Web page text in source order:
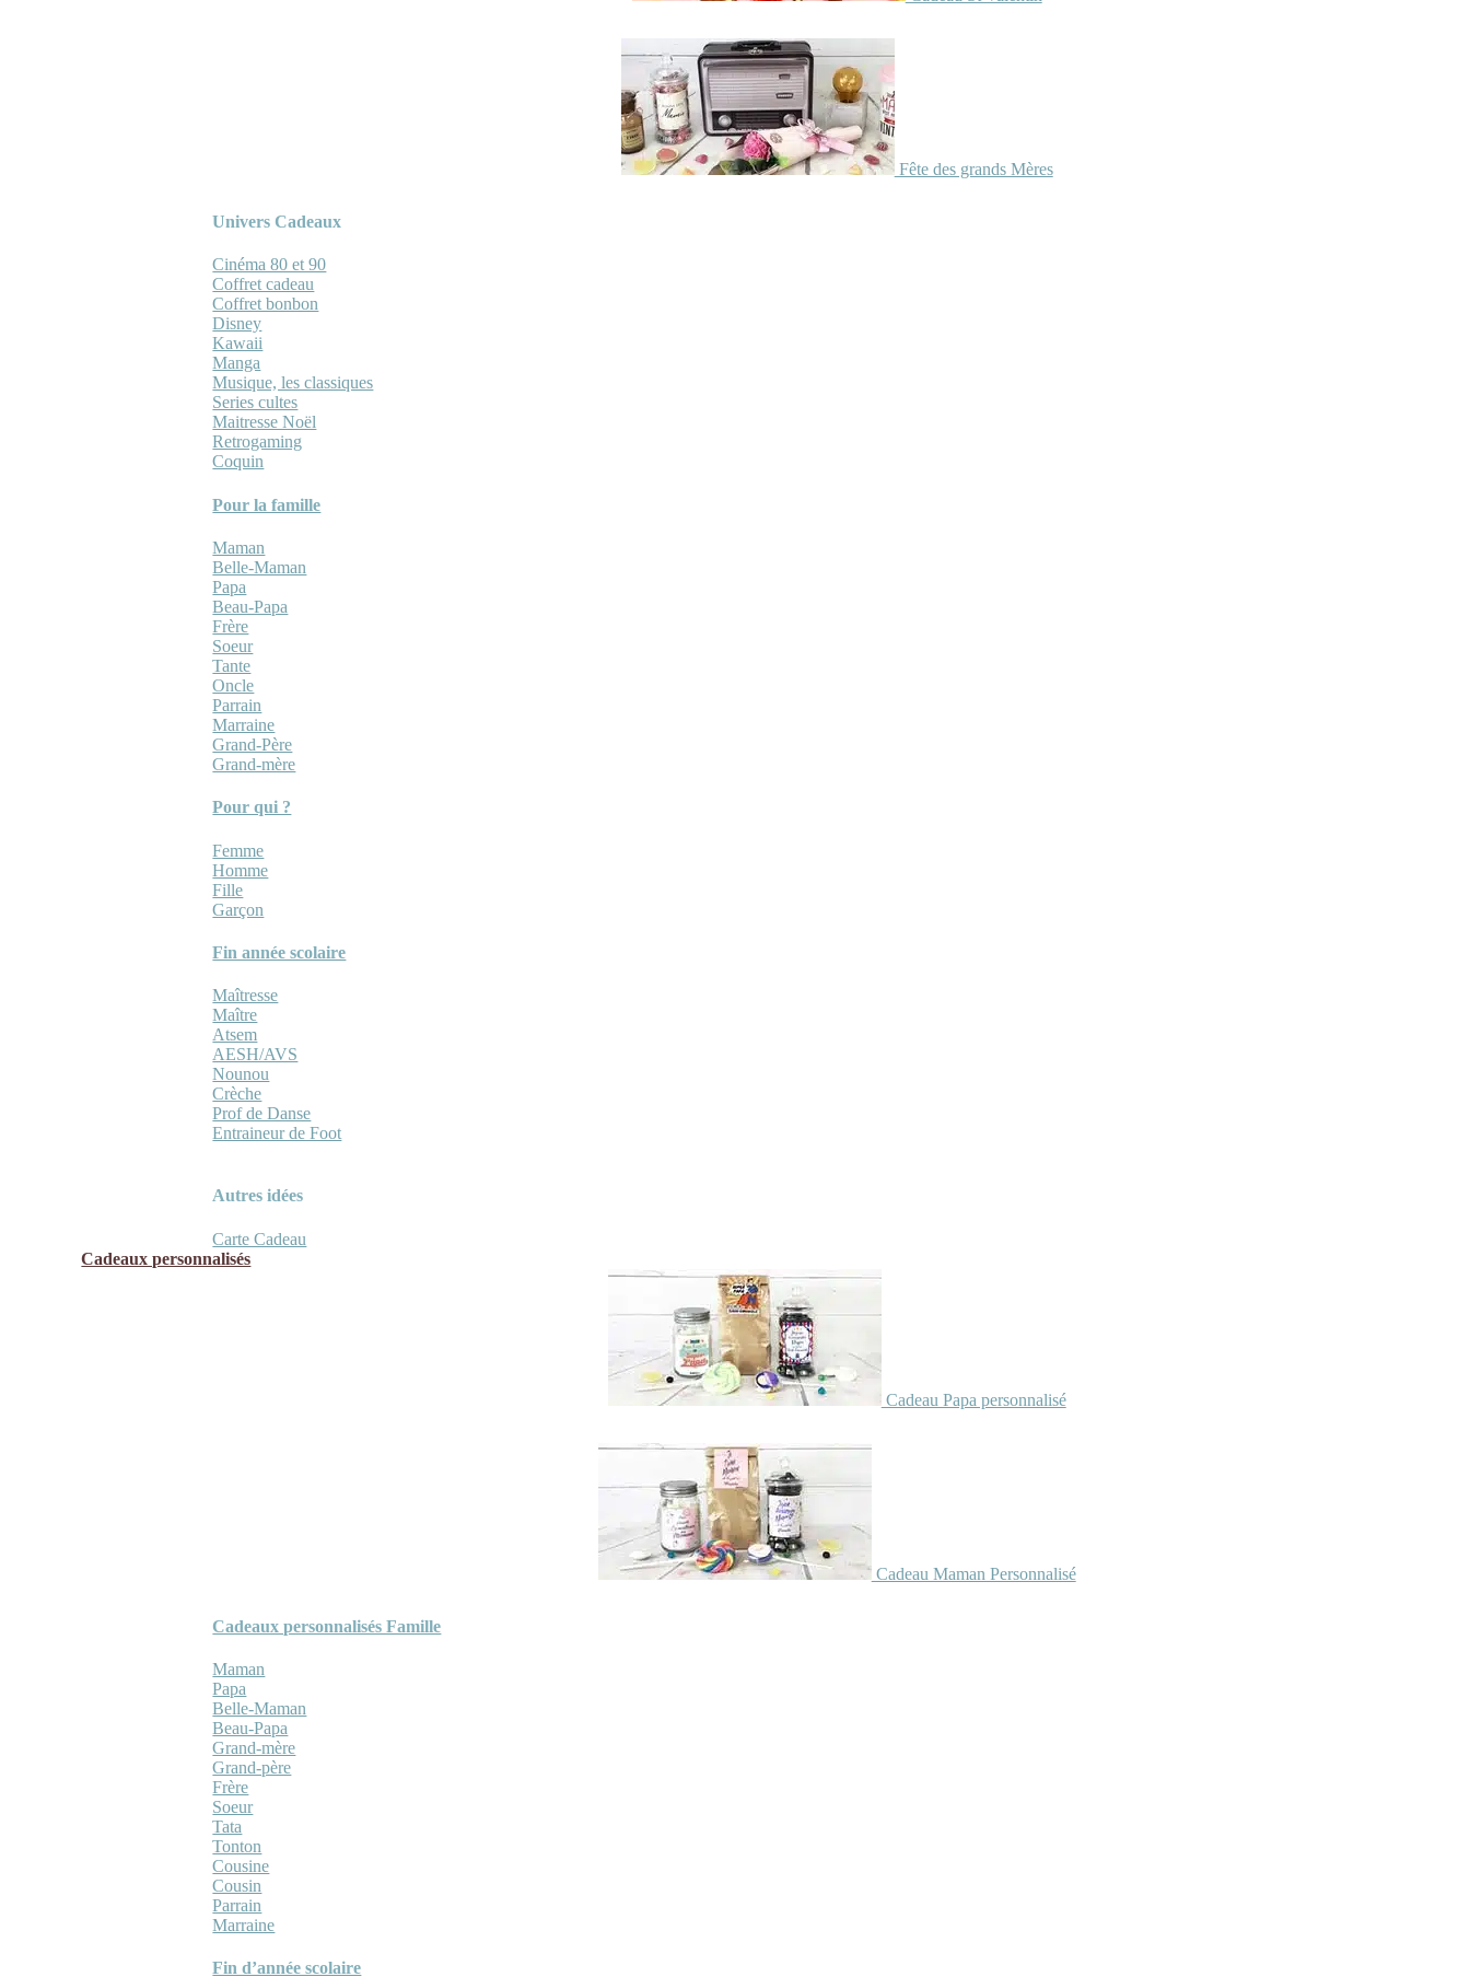
Fête des grands Mères
Univers Cadeaux
Cinéma 80 et 90
Coffret cadeau
Coffret bonbon
Disney
Kawaii
Manga
Musique, les classiques
Series cultes
Maitresse Noël
Retrogaming
Coquin
Pour la famille
Maman
Belle-Maman
Papa
Beau-Papa
Frère
Soeur
Tante
Oncle
Parrain
Marraine
Grand-Père
Grand-mère
Pour qui ?
Femme
Homme
Fille
Garçon
Fin année scolaire
Maîtresse
Maître
Atsem
AESH/AVS
Nounou
Crèche
Prof de Danse
Entraineur de Foot
Autres idées
Carte Cadeau
Cadeaux personnalisés
Cadeau Papa personnalisé
Cadeau Maman Personnalisé
Cadeaux personnalisés Famille
Maman
Papa
Belle-Maman
Beau-Papa
Grand-mère
Grand-père
Frère
Soeur
Tata
Tonton
Cousine
Cousin
Parrain
Marraine
Fin d’année scolaire